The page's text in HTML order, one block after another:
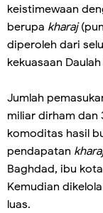
keistimewaan
berupa kharaj
diperoleh dari
kekuasaan
Jumlah
miliar dirham dan
komoditas hasil
pendapatan
Baghdad, ibu
Kemudian
luas.